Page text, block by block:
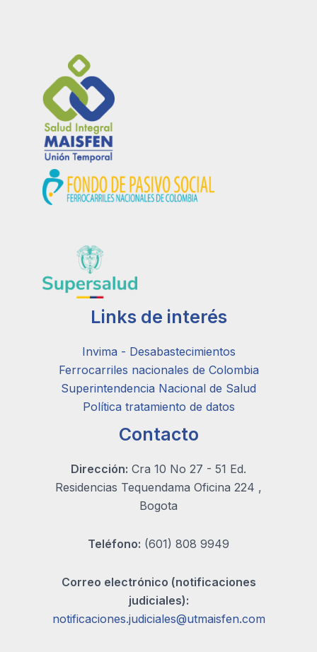
Links de interés
Invima - Desabastecimientos
Ferrocarriles nacionales de Colombia
Superintendencia Nacional de Salud
Política tratamiento de datos
Contacto
Dirección: Cra 10 No 27 - 51 Ed.
Residencias Tequendama Oficina 224 ,
Bogota
Teléfono: (601) 808 9949
Correo electrónico (notificaciones
judiciales):
notificaciones.judiciales@utmaisfen.com